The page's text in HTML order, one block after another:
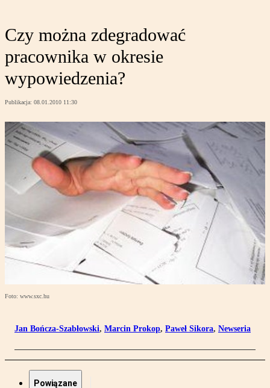
Czy można zdegradować
pracownika w okresie
wypowiedzenia?
Publikacja: 08.01.2010 11:30
Foto: www.sxc.hu
Jan Bończa-Szabłowski, Marcin Prokop, Paweł Sikora, Newseria
Powiązane